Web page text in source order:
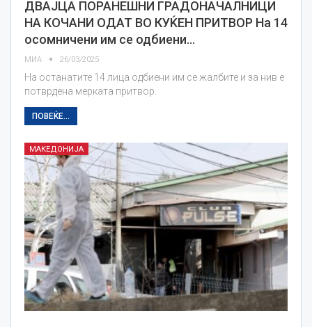
ДВАЈЦА ПОРАНЕШНИ ГРАДОНАЧАЛНИЦИ
НА КОЧАНИ ОДАТ ВО КУЌЕН ПРИТВОР На 14
осомничени им се одбиени…
МИА 26/03/2025
На останатите 14 лица одбиени им се жалбите и за нив е
потврдена мерката притвор.
ПОВЕЌЕ...
МАКЕДОНИЈА